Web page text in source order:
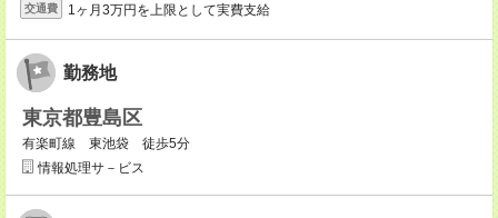
交通費 1ヶ月3万円を上限として実費支給
勤務地
東京都豊島区
有楽町線 東池袋 徒歩5分
情報処理サ－ビス